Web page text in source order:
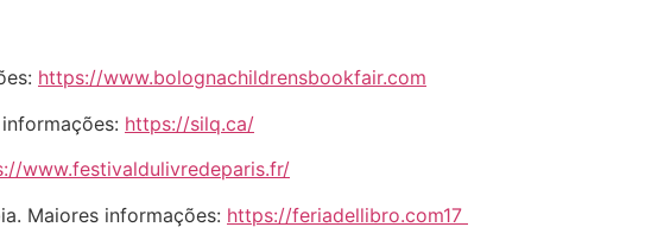
https://www.bolognachildrensbookfair.com
https://silq.ca/
www.festivaldulivredeparis.fr/
Maiores informações: https://feriadellibro.com17